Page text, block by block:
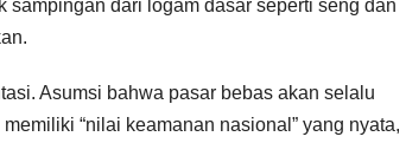
dari logam dasar seperti seng dan
Asumsi bahwa pasar bebas akan selalu
“nilai keamanan nasional” yang nyata,